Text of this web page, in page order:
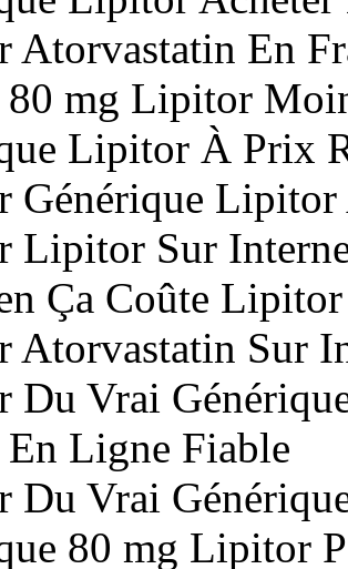
Atorvastatin En
80 mg Lipitor
Lipitor À Prix
Générique
Lipitor Sur
Ça Coûte
Atorvastatin Sur
Du Vrai
Ligne Fiable
Du Vrai
80 mg Lipitor